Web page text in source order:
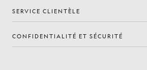
SERVICE CLIENTÈLE
CONFIDENTIALITÉ ET SÉCURITÉ